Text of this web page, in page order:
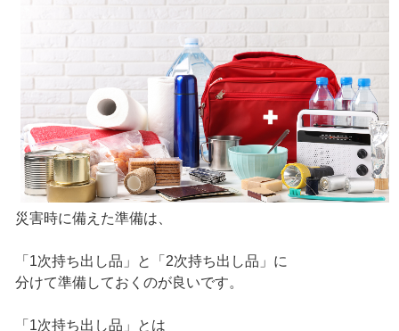
災害時に備えた準備は、
「1次持ち出し品」と「2次持ち出し品」に
分けて準備しておくのが良いです。
「1次持ち出し品」とは